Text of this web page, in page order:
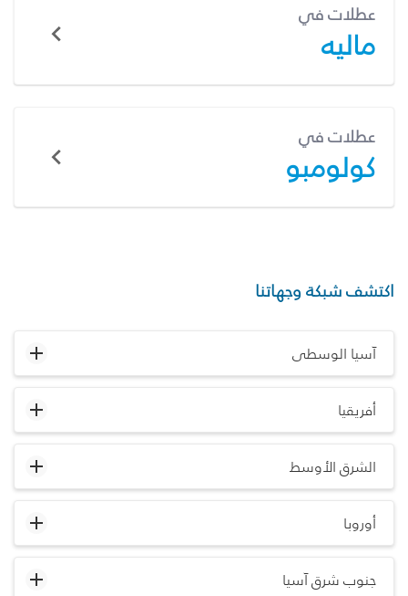
عطلات في
ماليه
عطلات في
كولومبو
اكتشف شبكة وجهاتنا
آسيا الوسطى
أفريقيا
الشرق الأوسط
أوروبا
جنوب شرق آسيا